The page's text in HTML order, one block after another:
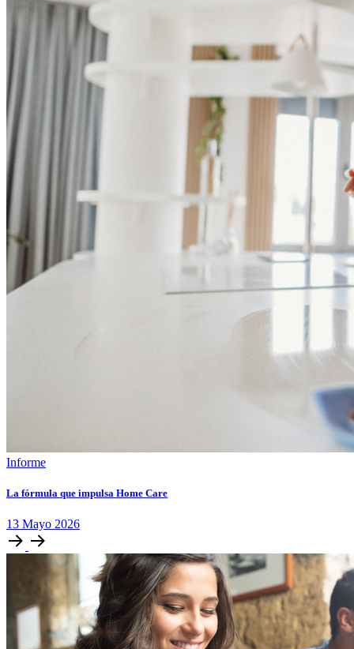
Informe
La fórmula que impulsa Home Care
13 Mayo 2026